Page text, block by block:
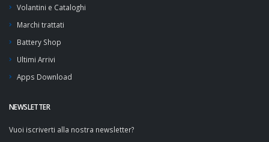
Volantini e Cataloghi
Marchi trattati
Battery Shop
Ultimi Arrivi
Apps Download
NEWSLETTER
Vuoi iscriverti alla nostra newsletter?